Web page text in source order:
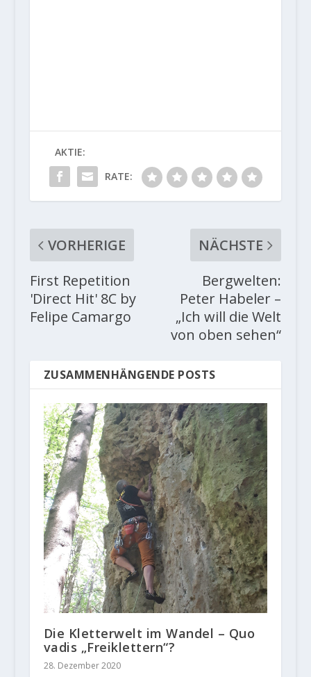
AKTIE:
RATE:
VORHERIGE
First Repetition
'Direct Hit' 8C by
Felipe Camargo
NÄCHSTE
Bergwelten:
Peter Habeler –
„Ich will die Welt
von oben sehen“
ZUSAMMENHÄNGENDE POSTS
Die Kletterwelt im Wandel – Quo
vadis „Freiklettern“?
28. Dezember 2020